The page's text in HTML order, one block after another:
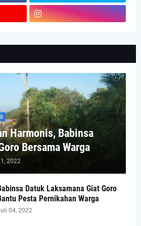
Harmonis, Babinsa
Bersama Warga
2022
Datuk Laksamana Giat Goro
Pesta Pernikahan Warga
04, 2022